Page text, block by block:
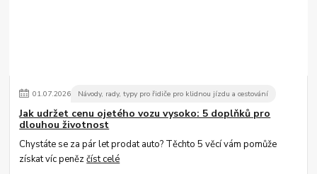
01.07.2026 Návody, rady, typy pro řidiče pro klidnou jízdu a cestování
Jak udržet cenu ojetého vozu vysoko: 5 doplňků pro
dlouhou životnost
Chystáte se za pár let prodat auto? Těchto 5 věcí vám pomůže
získat víc penězčíst celé